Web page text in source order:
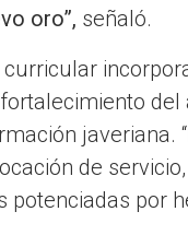
oro”, señaló.
javeriana.
de
por